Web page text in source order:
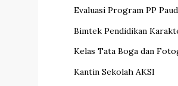
Evaluasi Program PP
Bimtek Pendidikan
Kelas Tata Boga dan
Kantin Sekolah AKSI